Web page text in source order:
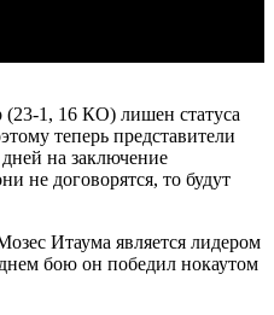
1, 16 КО) лишен статуса
теперь представители
на заключение
не договорятся, то будут
Итаума является лидером
бою он победил нокаутом